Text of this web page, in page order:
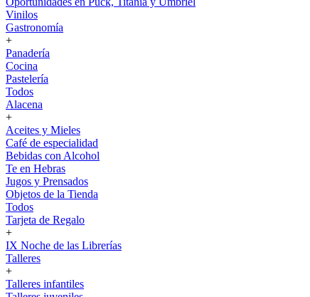
Vinilos
Gastronomía
+
Panadería
Cocina
Pastelería
Todos
Alacena
+
Aceites y Mieles
Café de especialidad
Bebidas con Alcohol
Te en Hebras
Jugos y Prensados
Objetos de la Tienda
Todos
Tarjeta de Regalo
+
IX Noche de las Librerías
Talleres
+
Talleres infantiles